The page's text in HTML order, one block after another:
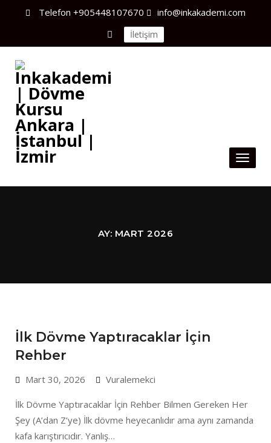
Telefon +905448107670 info@inkakademi.com
İletişim
Toggle
AY: MART 2026
İlk Dövme Yaptıracaklar İçin
Rehber
Mart 30, 2026 Vuralemekci
İlk Dövme Yaptıracaklar İçin Rehber Bilmen Gereken Her
Şey (A’dan Z’ye) İlk dövme heyecanlıdır ama aynı zamanda
kafa karıştırıcıdır. Yanlış…